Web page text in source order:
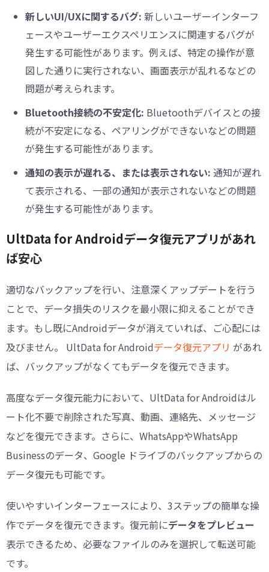
新しいUI/UXに関するバグ: 新しいユーザーインターフ
ェースやユーザーエクスペリエンスに関連するバグが
発生する可能性があります。例えば、特定の操作が意
図した通りに実行されない、画面表示が乱れるなどの
問題が考えられます。
Bluetooth接続の不安定化: Bluetoothデバイスとの接
続が不安定になる、ペアリングができないなどの問題
が発生する可能性があります。
通知の表示が遅れる、または表示されない: 通知が遅れ
て表示される、一部の通知が表示されないなどの問題
が発生する可能性があります。
UltData for Androidデータ復元アプリがあれ
ば安心
適切なバックアップを行い、注意深くアップデートを行う
ことで、データ損失のリスクを最小限に抑えることができ
ます。もし既にAndroidデータが消えていれば、ご心配には
及びません。 UltData for Androidデータ復元アプリ があれ
ば、バックアップがなくてもデータを復元できます。
高度なデータ復元能力において、UltData for Androidはル
ート化不要で削除された写真、動画、連絡先、メッセージ
などを復元できます。さらに、WhatsAppやWhatsApp
Businessのデータ、Google ドライブのバックアップからの
データ復元も可能です。
使いやすいインターフェースにより、3ステップの簡単な操
作でデータを復元できます。復元前にデータをプレビュー
表示できるため、必要なファイルのみを選択して転送可能
です。